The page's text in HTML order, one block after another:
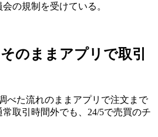
の規制を受けている。
のままアプリで取引
べた流れのままアプリで注文まで
取引時間外でも、24/5で売買のチ